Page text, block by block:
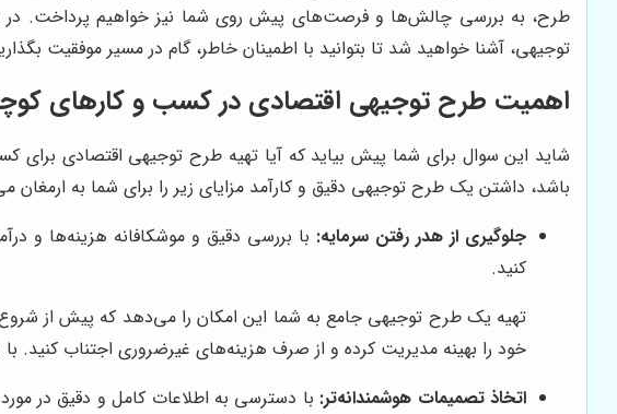
طرح، به بررسی چالش‌ها و فرصت‌های پیش روی شما نیز خواهیم پرداخت. در
توجیهی، آشنا خواهید شد تا بتوانید با اطمینان خاطر، گام در مسیر موفقیت
اهمیت طرح توجیهی اقتصادی در کسب و کارهای
شاید این سوال برای شما پیش بیاید که آیا تهیه طرح توجیهی اقتصادی
باشد، داشتن یک طرح توجیهی دقیق و کارآمد مزایای زیر را برای شما به ارمغان
جلوگیری از هدر رفتن سرمایه: با بررسی دقیق و موشکافانه هزینه‌ها و
کنید.
تهیه یک طرح توجیهی جامع به شما این امکان را می‌دهد که پیش از شروع
خود را بهینه مدیریت کرده و از صرف هزینه‌های غیرضروری اجتناب کنید.
اتخاذ تصمیمات هوشمندانه‌تر: با دسترسی به اطلاعات کامل و دقیق در مورد